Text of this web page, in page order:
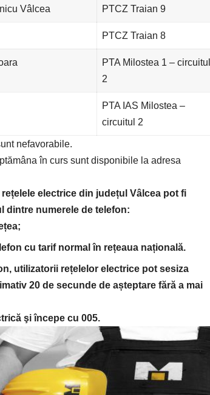
Vâlcea PTCZ Traian 9
PTCZ Traian 8
PTA Milostea 1 – circuitul
2
PTA IAS Milostea –
circuitul 2
nefavorabile.
în curs sunt disponibile la adresa
electrice din județul Vâlcea pot fi
dintre numerele de telefon:
cu tarif normal în rețeaua națională.
utilizatorii rețelelor electrice pot sesiza
20 de secunde de așteptare fără a mai
şi începe cu 005.